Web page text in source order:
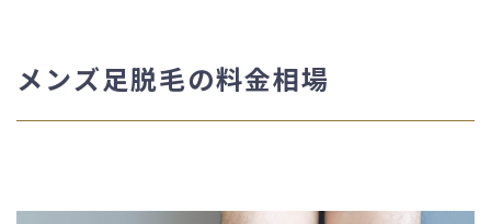
メンズ足脱毛の料金相場